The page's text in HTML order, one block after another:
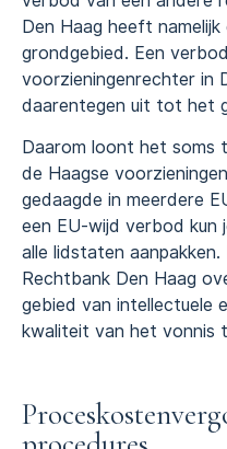
Den Haag heeft
grondgebied. Een
voorzieningenrechter in
daarentegen uit tot het
Daarom loont het soms
de Haagse
gedaagde in meerdere
een EU-wijd verbod kun
alle lidstaten
Rechtbank Den Haag
gebied van intellectuele
kwaliteit van het vonnis